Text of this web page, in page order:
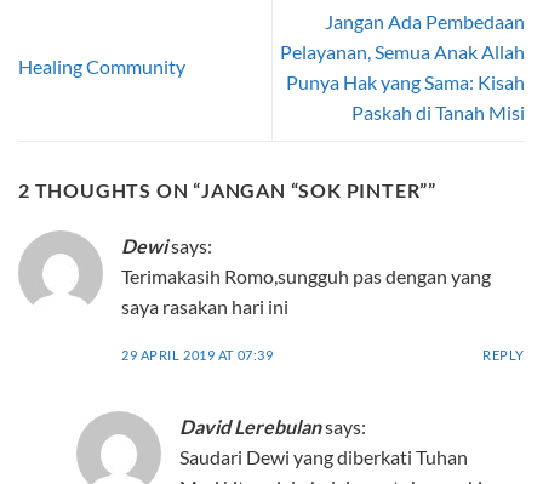
Healing Community
Jangan Ada Pembedaan
Pelayanan, Semua Anak Allah
Punya Hak yang Sama: Kisah
Paskah di Tanah Misi
2 THOUGHTS ON “JANGAN “SOK PINTER””
Dewisays:
Terimakasih Romo,sungguh pas dengan yang
saya rasakan hari ini
29 APRIL 2019 AT 07:39 REPLY
David Lerebulansays:
Saudari Dewi yang diberkati Tuhan